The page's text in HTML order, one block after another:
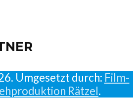
Umgesetzt durch: Film-
Rätzel.